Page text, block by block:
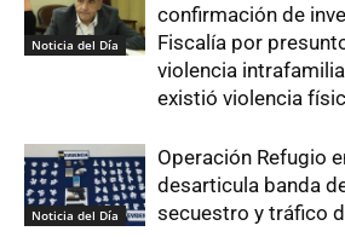
Noticia del Día
confirmación de
Fiscalía por
violencia
existió violencia
Noticia del Día
Operación Refugio
desarticula banda
secuestro y tráfico